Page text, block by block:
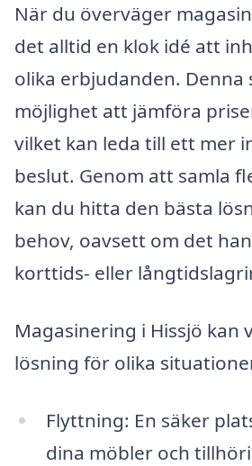
När du överväger
det alltid en klok idé att
olika erbjudanden.
möjlighet att jämföra
vilket kan leda till ett mer
beslut. Genom att samla
kan du hitta den bästa
behov, oavsett om det
korttids- eller
Magasinering i Hissjö kan
lösning för olika
Flyttning: En säker
dina möbler och